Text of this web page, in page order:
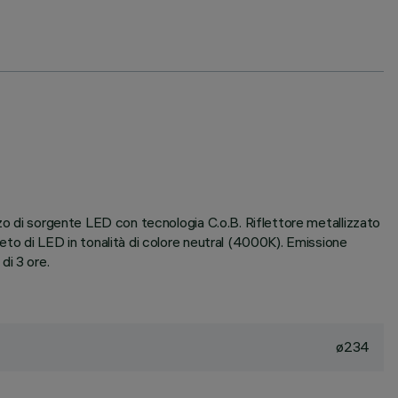
di sorgente LED con tecnologia C.o.B. Riflettore metallizzato
di LED in tonalità di colore neutral (4000K). Emissione
3 ore.
ø234